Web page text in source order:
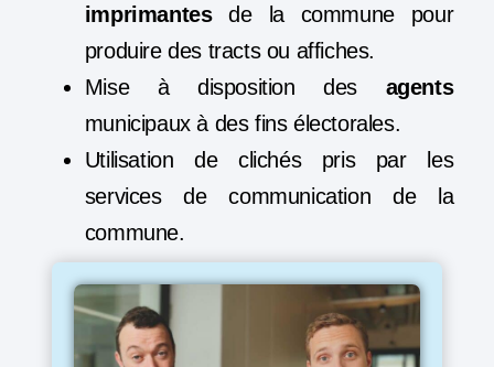
imprimantesde la commune pour
produire des tracts ou affiches.
Mise à disposition des agents
municipaux à des fins électorales.
Utilisation de clichés pris par les
services de communication de la
commune.